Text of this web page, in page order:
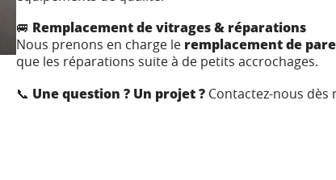
🚐 Remplacement de vitrages & réparations
Nous prenons en charge le remplacement de
que les réparations suite à de petits accrochages.
📞 Une question ? Un projet ? Contactez-nous